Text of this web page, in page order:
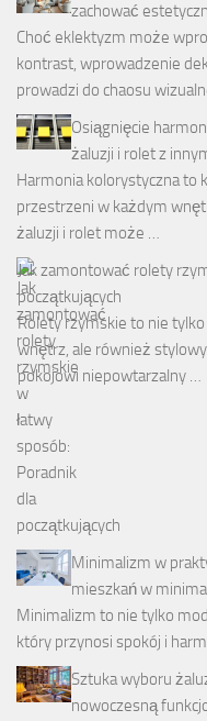
zachować
Choć eklektyzm może
kontrast, wprowadzenie
prowadzi do chaosu
Osiągnięcie
żaluzji i rolet z
Harmonia kolorystyczna to
przestrzeni w każdym
żaluzji i rolet może …
Jak zamontować rolety
początkujących
Rolety rzymskie to nie
wnętrz, ale również
pokojowi niepowtarzalny …
Minimalizm w
mieszkań w
Minimalizm to nie tylko
który przynosi spokój i
Sztuka wyboru
nowoczesną